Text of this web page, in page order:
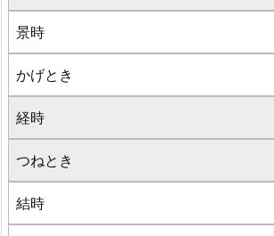
景時
かげとき
経時
つねとき
結時